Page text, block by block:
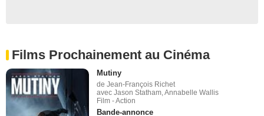
Films Prochainement au Cinéma
Mutiny
de Jean-François Richet
avec Jason Statham, Annabelle Wallis
Film - Action
Bande-annonce